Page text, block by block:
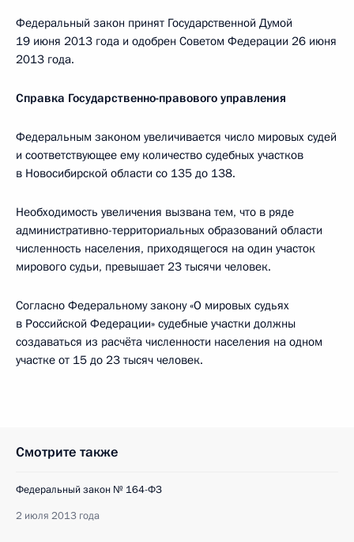
Федеральный закон принят Государственной Думой
19 июня 2013 года и одобрен Советом Федерации 26 июня
2013 года.
Справка Государственно-правового управления
Федеральным законом увеличивается число мировых судей
и соответствующее ему количество судебных участков
в Новосибирской области со 135 до 138.
Необходимость увеличения вызвана тем, что в ряде
административно-территориальных образований области
численность населения, приходящегося на один участок
мирового судьи, превышает 23 тысячи человек.
Согласно Федеральному закону «О мировых судьях
в Российской Федерации» судебные участки должны
создаваться из расчёта численности населения на одном
участке от 15 до 23 тысяч человек.
Смотрите также
Федеральный закон № 164-ФЗ
2 июля 2013 года